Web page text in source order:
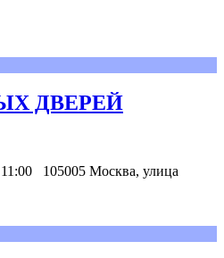
ДВЕРЕЙ
105005 Москва, улица
1